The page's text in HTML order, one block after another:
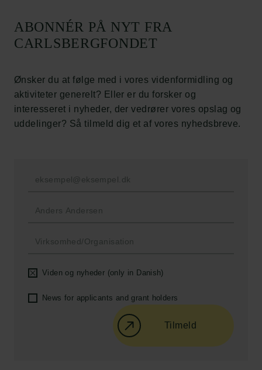
ABONNÉR PÅ NYT FRA
CARLSBERGFONDET
Ønsker du at følge med i vores videnformidling og
aktiviteter generelt? Eller er du forsker og
interesseret i nyheder, der vedrører vores opslag og
uddelinger? Så tilmeld dig et af vores nyhedsbreve.
Viden og nyheder (only in Danish)
News for applicants and grant holders
Tilmeld
Carlsbergfondet
Carlsberg Group
Frederiksborg • Nationalhistorisk Museum
Ny Carlsbergfondet
Ny Carlsberg Glyptotek
1553 København V
+45 33 43 53 63
Bevillingsadministrationen: